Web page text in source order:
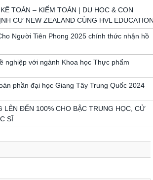
TOÁN – KIỂM TOÁN | DU HỌC & CON
CƯ NEW ZEALAND CÙNG HVL
Người Tiên Phong 2025 chính thức nhận hồ
nghiệp với ngành Khoa học Thực phẩm
phần đại học Giang Tây Trung Quốc 2024
LÊN ĐẾN 100% CHO BẬC TRUNG HỌC, CỬ
SĨ